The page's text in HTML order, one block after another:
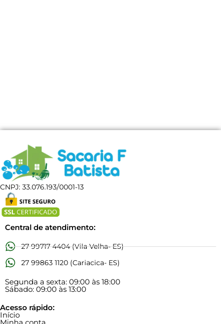
CNPJ: 33.076.193/0001-13
Central de atendimento:
27 99717 4404 (Vila Velha- ES)
27 99863 1120 (Cariacica- ES)
Segunda a sexta: 09:00 às 18:00
Sábado: 09:00 às 13:00
Acesso rápido:
Início